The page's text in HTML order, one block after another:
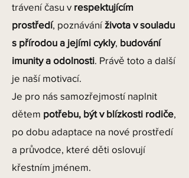
trávení času v respektujícím
prostředí, poznávání života v souladu
s přírodou a jejími cykly, budování
imunity a odolnosti. Právě toto a další
je naší motivací.
Je pro nás samozřejmostí naplnit
dětem potřebu, být v blízkosti rodiče,
po dobu adaptace na nové prostředí
a průvodce, které děti oslovují
křestním jménem.